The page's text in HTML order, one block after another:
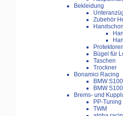
Bekleidung
Zubehör
Bügel für
Taschen
Trockner
Bonamici Racing
BMW
BMW
Brems- und
PP-Tuning
TWM